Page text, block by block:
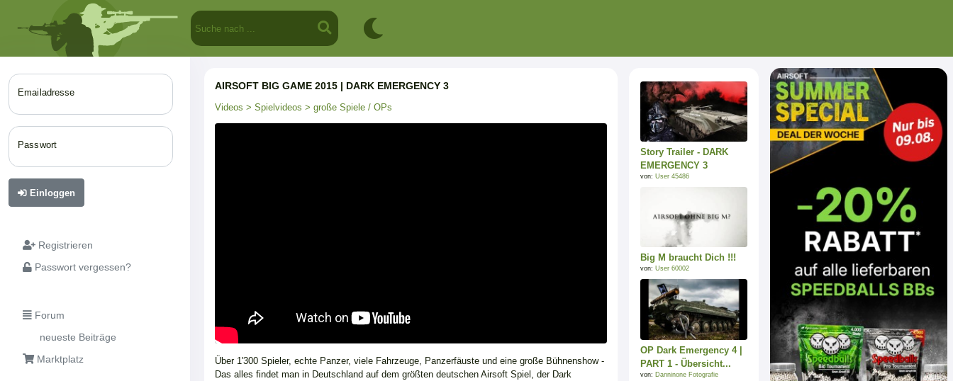
Emailadresse
Passwort
Einloggen
Registrieren
Passwort vergessen?
Forum
neueste Beiträge
Marktplatz
AIRSOFT BIG GAME 2015 | DARK EMERGENCY 3
Videos > Spielvideos > große Spiele / OPs
Über 1'300 Spieler, echte Panzer, viele Fahrzeuge, Panzerfäuste und eine große Bühnenshow -
Das alles findet man in Deutschland auf dem größten deutschen Airsoft Spiel, der Dark
Story Trailer - DARK
EMERGENCY 3
von: User 45486
Big M braucht Dich !!!
von: User 60002
OP Dark Emergency 4 |
PART 1 - Übersicht...
von: Danninone Fotografie